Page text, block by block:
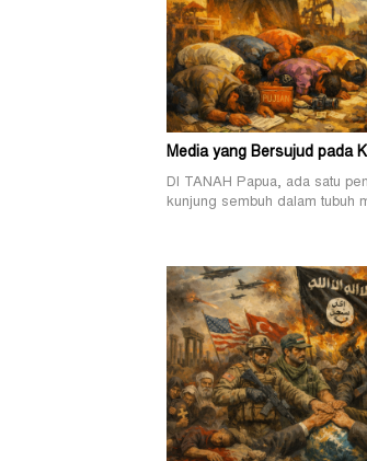
Media yang Bersujud pada
DI TANAH Papua, ada satu
kunjung sembuh dalam tubuh